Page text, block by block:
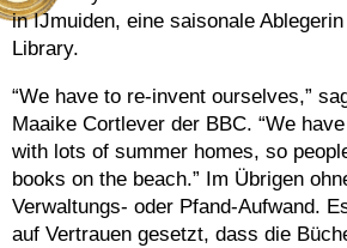
in IJmuiden, eine saisonale
Library.
“We have to re-invent ourselves,”
Maaike Cortlever der BBC. “We
with lots of summer homes, so
books on the beach.” Im Übrigen
Verwaltungs- oder Pfand-Aufwand.
auf Vertrauen gesetzt, dass die